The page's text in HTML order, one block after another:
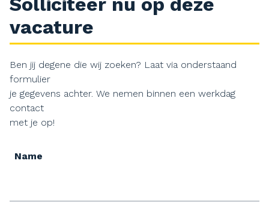
vacature
Ben jij degene die wij zoeken? Laat via onderstaand
formulier
je gegevens achter. We nemen binnen een werkdag
contact
met je op!
Name